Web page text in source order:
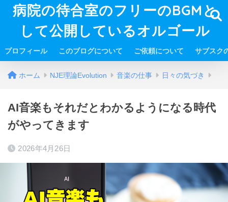
病院の待合室のフリーのBGMと
して公開しているオルゴール
プロフィール このブログについて ご依頼について サブスク
ホーム NJE理論Evolution 音楽の仕事 日々の気づき
AI音楽もそれだとわかるようになる時代
がやってきます
2026年4月26日